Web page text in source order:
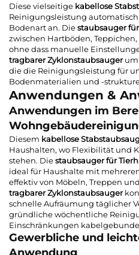
Diese vielseitige kabellose
Reinigungsleistung
Bodenart an. Diestaubsauger
zwischen Hartböden,
ohne dass manuelle
tragbarer Zyklonstaubsauger
die die Reinigungsleistung für
Bodenmaterialien und -
Anwendungen &
Anwendungen im
Diesem kabellose
Haushalten, wo Flexibilität und
stehen. Diestaubsauger für
ideal für Haushalte mit
effektiv von Möbeln, Treppen
tragbarer Zyklonstaubsauger
schnelle Aufräumung täglicher
gründliche wöchentliche
Einschränkungen
Gewerbliche und